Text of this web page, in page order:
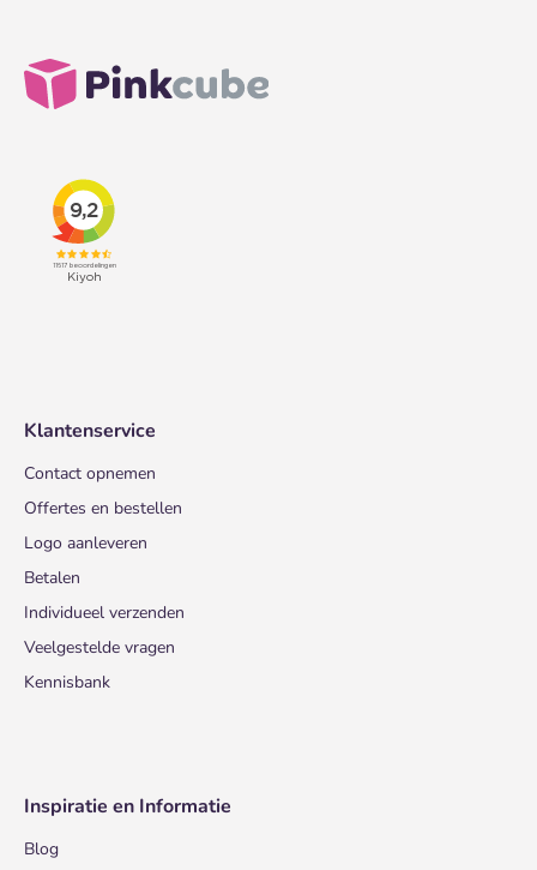
Klantenservice
Contact opnemen
Offertes en bestellen
Logo aanleveren
Betalen
Individueel verzenden
Veelgestelde vragen
Kennisbank
Inspiratie en Informatie
Blog